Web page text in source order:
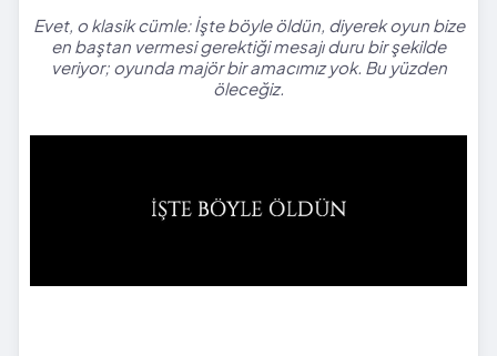
Evet, o klasik cümle: İşte böyle öldün, diyerek oyun bize
en baştan vermesi gerektiği mesajı duru bir şekilde
veriyor; oyunda majör bir amacımız yok. Bu yüzden
öleceğiz.